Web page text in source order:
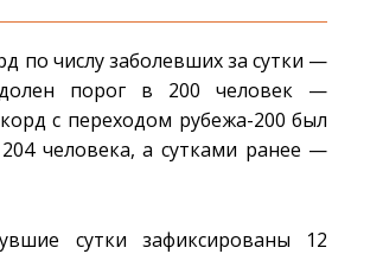
по числу заболевших за сутки —
порог в 200 человек —
с переходом рубежа-200 был
человека, а сутками ранее —
сутки зафиксированы 12